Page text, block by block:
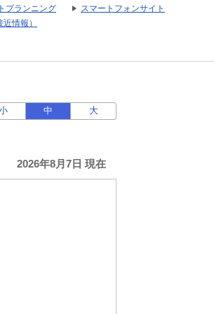
プランニング
スマートフォンサイト
情報）
中 大
2026年8月7日 現在